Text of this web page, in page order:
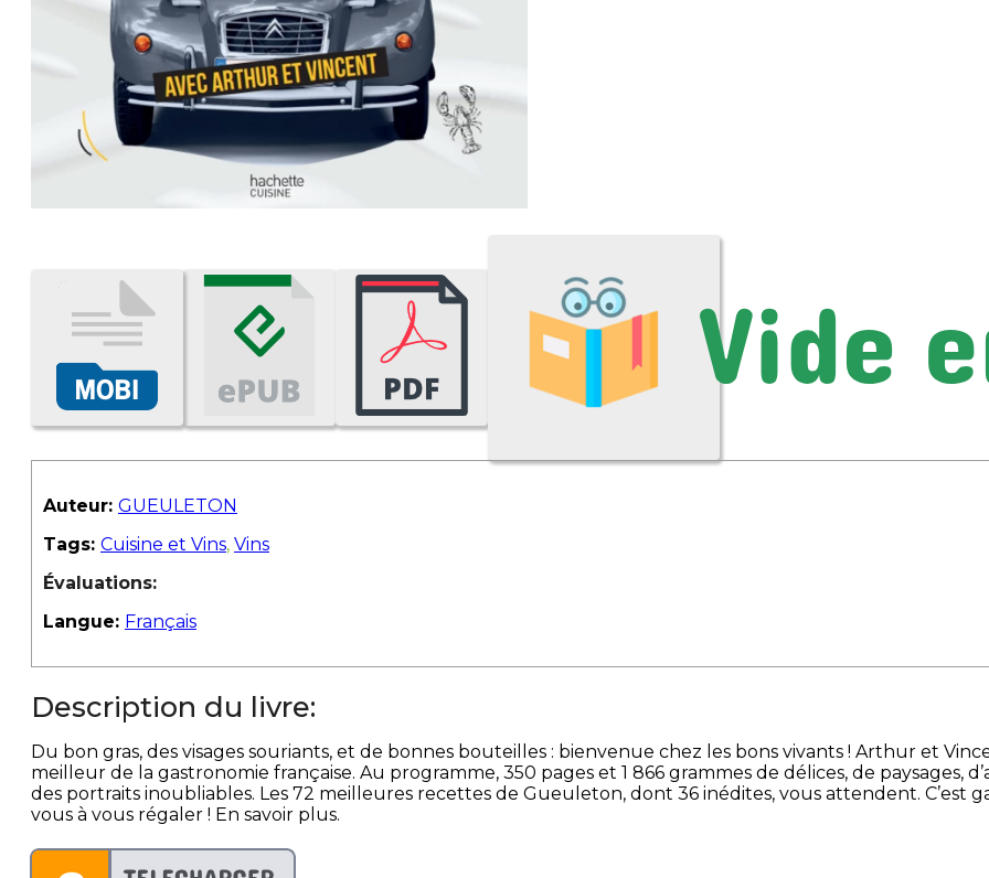
Auteur: GUEULETON
Tags: Cuisine et Vins, Vins
Évaluations:
Langue: Français
Description du livre:
Du bon gras, des visages souriants, et de bonnes bouteilles : bienvenue chez les bons vivants ! Arthur et
meilleur de la gastronomie française. Au programme, 350 pages et 1 866 grammes de délices, de paysages,
des portraits inoubliables. Les 72 meilleures recettes de Gueuleton, dont 36 inédites, vous attendent. C’est
vous à vous régaler ! En savoir plus.